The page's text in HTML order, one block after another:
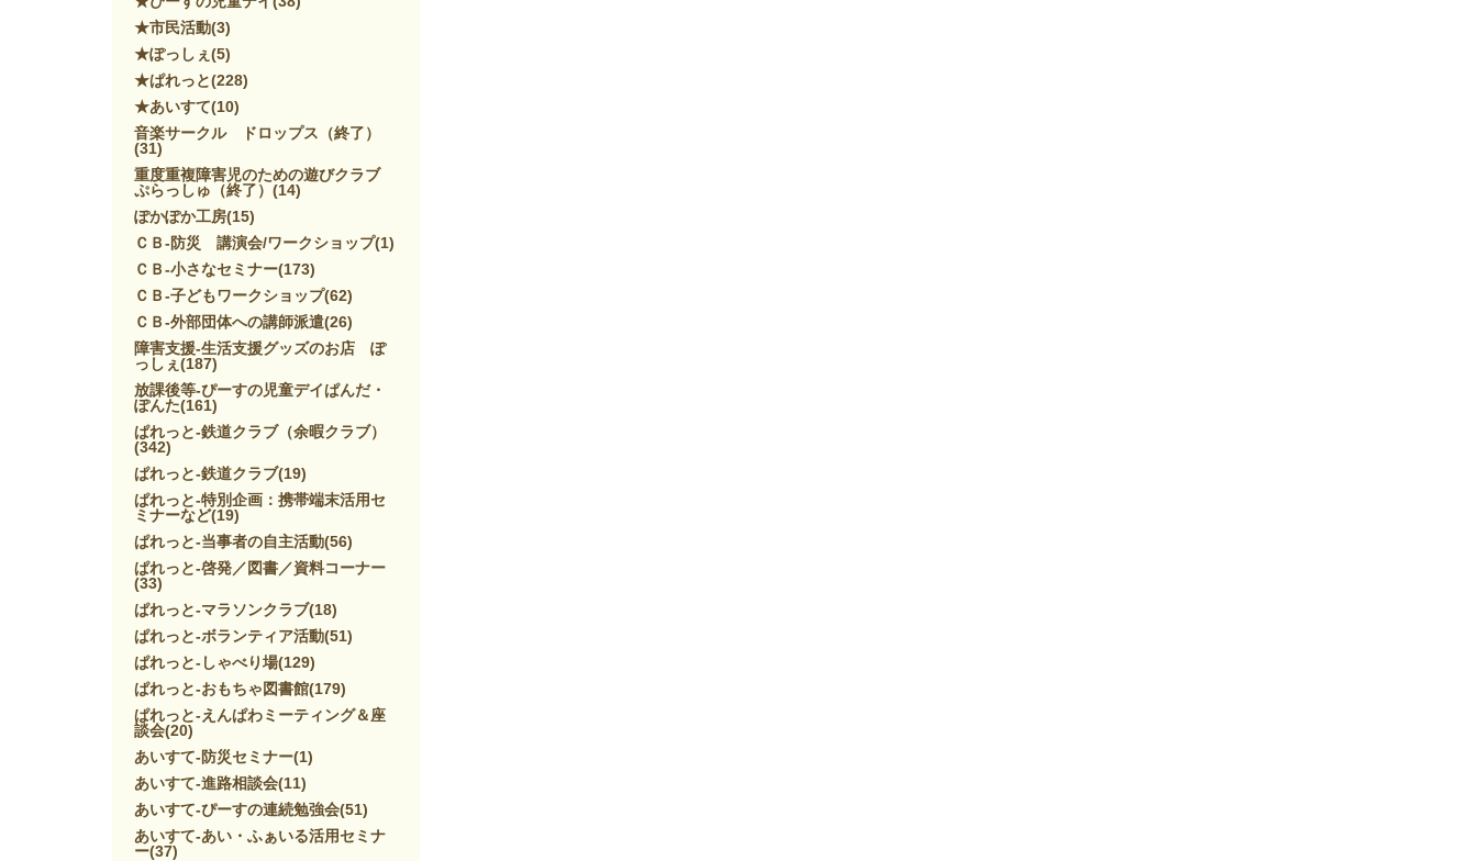
★市民活動(3)
★ぽっしぇ (5)
★ぱれっと(228)
★あいすて(10)
音楽サークル ドロップス（終了）
(31)
重度重複障害児のための遊びクラブ
ぷらっしゅ（終了） (14)
ぽかぽか工房(15)
ＣＢ-防災 講演会/ワークショップ(1)
ＣＢ-小さなセミナー(173)
ＣＢ-子どもワークショップ(62)
ＣＢ-外部団体への講師派遣(26)
障害支援-生活支援グッズのお店 ぽ
っしぇ (187)
放課後等-ぴーすの児童デイぱんだ・
ぽんた(161)
ぱれっと-鉄道クラブ（余暇クラブ）
(342)
ぱれっと-鉄道クラブ(19)
ぱれっと-特別企画：携帯端末活用セ
ミナーなど(19)
ぱれっと-当事者の自主活動(56)
ぱれっと-啓発／図書／資料コーナー
(33)
ぱれっと-マラソンクラブ(18)
ぱれっと-ボランティア活動(51)
ぱれっと-しゃべり場(129)
ぱれっと-おもちゃ図書館(179)
ぱれっと-えんぱわミーティング＆座
談会(20)
あいすて-防災セミナー(1)
あいすて-進路相談会(11)
あいすて-ぴーすの連続勉強会(51)
あいすて-あい・ふぁいる活用セミナ
ー(37)